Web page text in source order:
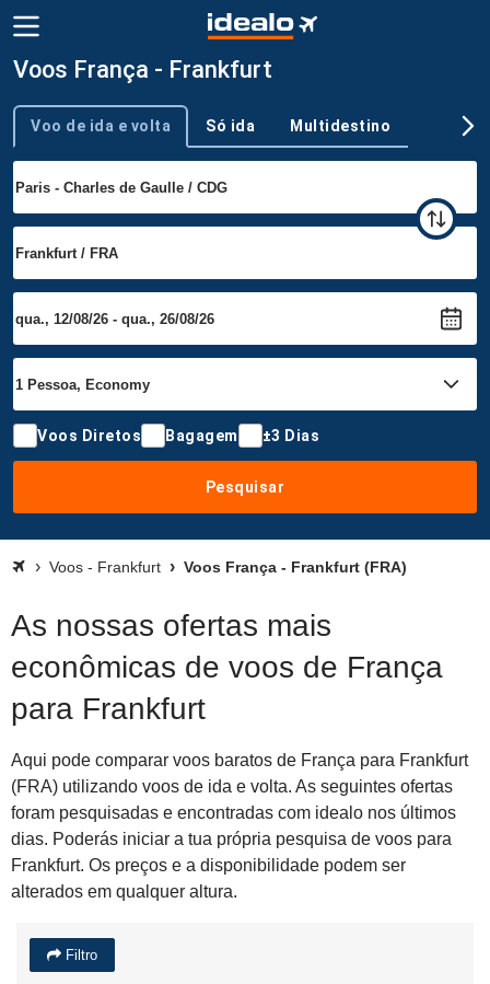
Voos França - Frankfurt
Tipo de viagem
Voo de ida e volta Só ida Multidestino
Voos Diretos Bagagem ±3 Dias
Pesquisar
Voos - Frankfurt Voos França - Frankfurt (FRA)
As nossas ofertas mais
econômicas de voos de França
para Frankfurt
Aqui pode comparar voos baratos de França para Frankfurt
(FRA) utilizando voos de ida e volta. As seguintes ofertas
foram pesquisadas e encontradas com idealo nos últimos
dias. Poderás iniciar a tua própria pesquisa de voos para
Frankfurt. Os preços e a disponibilidade podem ser
alterados em qualquer altura.
Filtro